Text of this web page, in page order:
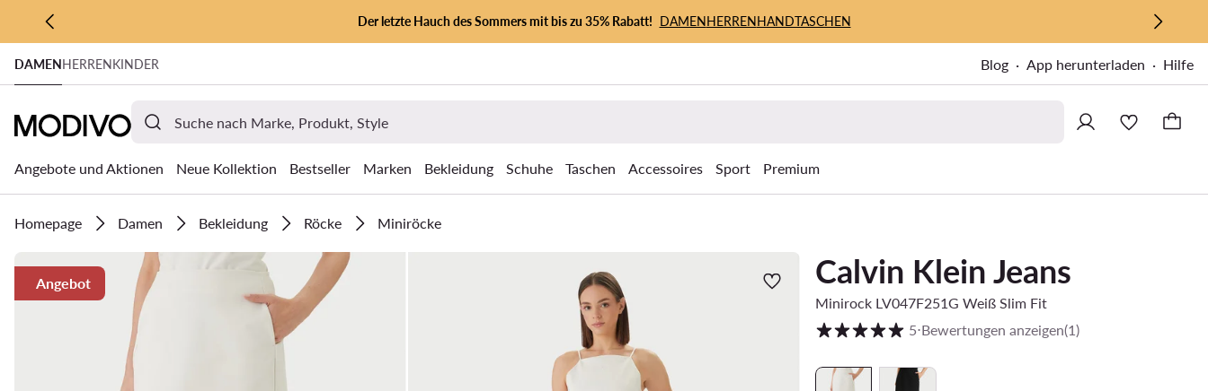
ZUM HAUPTINHALT SPRINGEN
ZUR SUCHE
Der letzte Hauch des Sommers mit bis zu 35% Rabatt! DAMENHERRENHANDTASCHEN
DAMENHERRENKINDER Blog App herunterladen Hilfe
Angebote und Aktionen Neue Kollektion Bestseller Marken Bekleidung Schuhe Taschen Accessoires Sport Premium
Homepage Damen Bekleidung Röcke Miniröcke
Angebot Calvin Klein Jeans
Minirock LV047F251G Weiß Slim Fit
Kundenbewertung auf Skala von 1 bis 5
5⋅Bewertungen anzeigen(1)